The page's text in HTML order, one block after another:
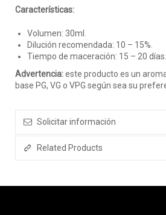
Características:
Volumen: 30ml.
Dilución recomendada: 10 – 15%.
Tiempo de maceración: 15 – 20 días.
Advertencia:este producto es un
base PG, VG o VPG según sea su
Solicitar información
Related Products